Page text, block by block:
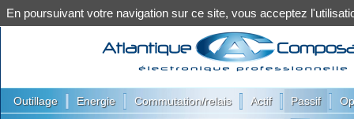
Outillage Energie Commutation/relais Actif Passif
En poursuivant votre navigation sur ce site, vous acceptez